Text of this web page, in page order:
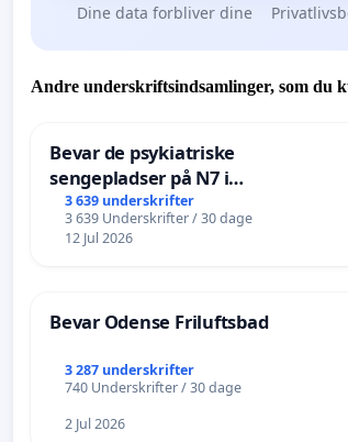
Dine data forbliver dine
Andre underskriftsindsamlinger, som du
Bevar de psykiatriske
sengepladser på N7 i
Frederikshavn
3 639 underskrifter
3 639 Underskrifter / 30 dage
12 Jul 2026
Bevar Odense Friluftsbad
3 287 underskrifter
740 Underskrifter / 30 dage
2 Jul 2026